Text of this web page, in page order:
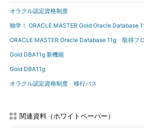
Exadata and Database
ークショップ
Gold DBA11gの合格ラインは66％。
受験料
認定コース費用が掛かる（21万8295円～）。
●Gold DBA11g
オラクル認定資格制度
独学！ ORACLE MASTER Gold Oracle Database
ORACLE MASTER Oracle Database 11g 取得フ
Gold DBA11g 新機能
Gold DBA11g
オラクル認定資格制度 移行パス
関連資料（ホワイトペーパー）